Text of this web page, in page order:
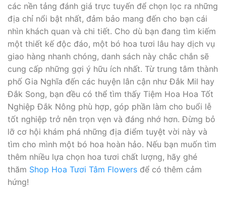
các nền tảng đánh giá trực tuyến để chọn lọc ra những
địa chỉ nổi bật nhất, đảm bảo mang đến cho bạn cái
nhìn khách quan và chi tiết. Cho dù bạn đang tìm kiếm
một thiết kế độc đáo, một bó hoa tươi lâu hay dịch vụ
giao hàng nhanh chóng, danh sách này chắc chắn sẽ
cung cấp những gợi ý hữu ích nhất. Từ trung tâm thành
phố Gia Nghĩa đến các huyện lân cận như Đắk Mil hay
Đắk Song, bạn đều có thể tìm thấy Tiệm Hoa Hoa Tốt
Nghiệp Đắk Nông phù hợp, góp phần làm cho buổi lễ
tốt nghiệp trở nên trọn vẹn và đáng nhớ hơn. Đừng bỏ
lỡ cơ hội khám phá những địa điểm tuyệt vời này và
tìm cho mình một bó hoa hoàn hảo. Nếu bạn muốn tìm
thêm nhiều lựa chọn hoa tươi chất lượng, hãy ghé
thăm Shop Hoa Tươi Tâm Flowers để có thêm cảm
hứng!